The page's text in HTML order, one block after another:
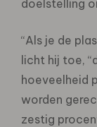
doelstelling
“Als je de
licht hij toe,
hoeveelheid
worden
zestig